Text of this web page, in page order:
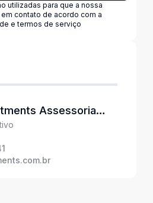
utilizadas para que a nossa
contato de acordo com a
e termos de serviço
Assessoria